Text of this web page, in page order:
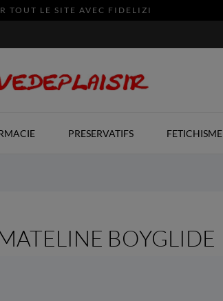
TOUT LE SITE AVEC FIDELIZI
PRESERVATIFS FETICHISME
BOYGLIDE